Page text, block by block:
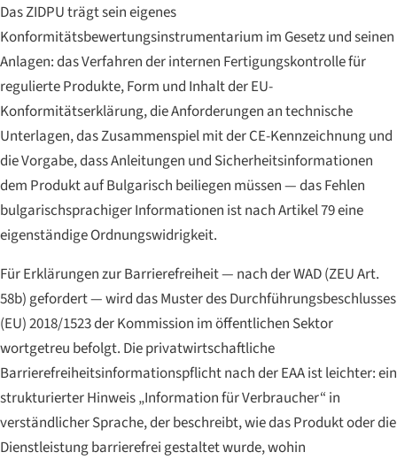
Das ZIDPU trägt sein eigenes
Konformitätsbewertungsinstrumentarium im Gesetz und seinen
Anlagen: das Verfahren der internen Fertigungskontrolle für
regulierte Produkte, Form und Inhalt der EU-
Konformitätserklärung, die Anforderungen an technische
Unterlagen, das Zusammenspiel mit der CE-Kennzeichnung und
die Vorgabe, dass Anleitungen und Sicherheitsinformationen
dem Produkt auf Bulgarisch beiliegen müssen — das Fehlen
bulgarischsprachiger Informationen ist nach Artikel 79 eine
eigenständige Ordnungswidrigkeit.
Für Erklärungen zur Barrierefreiheit — nach der WAD (ZEU Art.
58b) gefordert — wird das Muster des Durchführungsbeschlusses
(EU) 2018/1523 der Kommission im öffentlichen Sektor
wortgetreu befolgt. Die privatwirtschaftliche
Barrierefreiheitsinformationspflicht nach der EAA ist leichter: ein
strukturierter Hinweis „Information für Verbraucher“ in
verständlicher Sprache, der beschreibt, wie das Produkt oder die
Dienstleistung barrierefrei gestaltet wurde, wohin